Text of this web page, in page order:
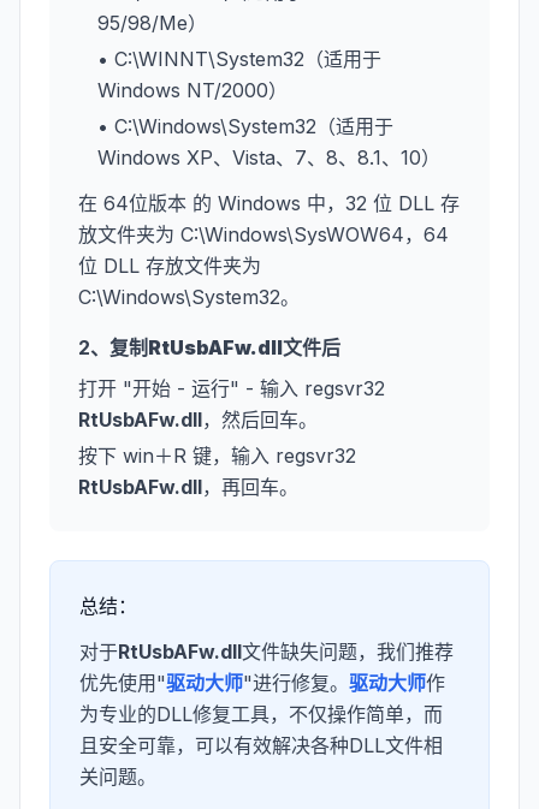
95/98/Me）
• C:\WINNT\System32（适用于
Windows NT/2000）
• C:\Windows\System32（适用于
Windows XP、Vista、7、8、8.1、10）
在 64位版本 的 Windows 中，32 位 DLL 存
放文件夹为 C:\Windows\SysWOW64，64
位 DLL 存放文件夹为
C:\Windows\System32。
2、复制 RtUsbAFw.dll文件后
打开 "开始 - 运行" - 输入 regsvr32
RtUsbAFw.dll，然后回车。
按下 win＋R 键，输入 regsvr32
RtUsbAFw.dll，再回车。
总结：
对于RtUsbAFw.dll文件缺失问题，我们推荐
优先使用"驱动大师"进行修复。 驱动大师作
为专业的DLL修复工具，不仅操作简单，而
且安全可靠，可以有效解决各种DLL文件相
关问题。